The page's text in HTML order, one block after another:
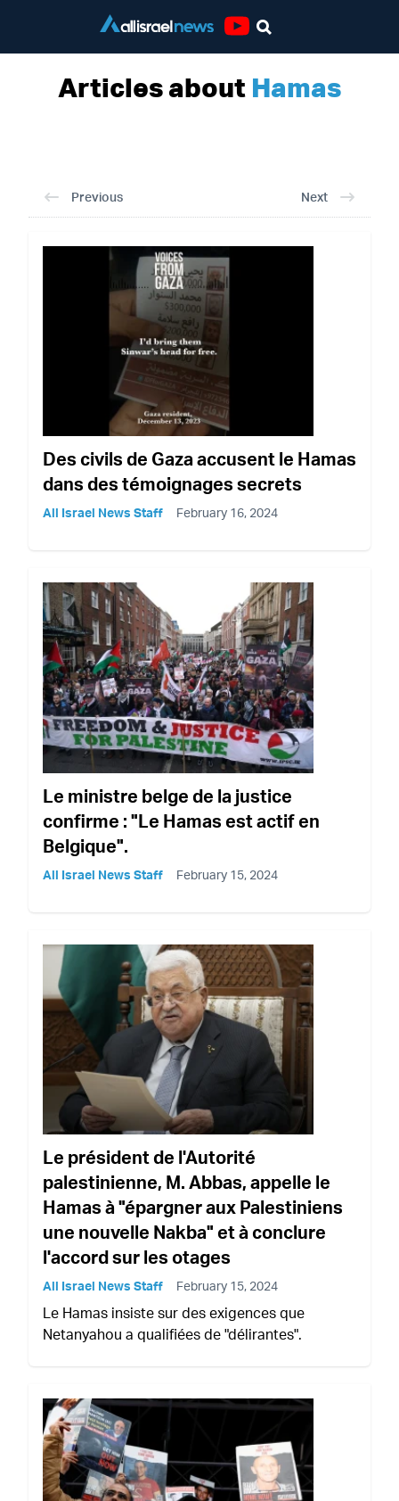
Articles about Hamas
Previous Next
Des civils de Gaza accusent le Hamas
dans des témoignages secrets
All Israel News Staff February 16, 2024
Le ministre belge de la justice
confirme : "Le Hamas est actif en
Belgique".
All Israel News Staff February 15, 2024
Le président de l'Autorité
palestinienne, M. Abbas, appelle le
Hamas à "épargner aux Palestiniens
une nouvelle Nakba" et à conclure
l'accord sur les otages
All Israel News Staff February 15, 2024
Le Hamas insiste sur des exigences que
Netanyahou a qualifiées de "délirantes".